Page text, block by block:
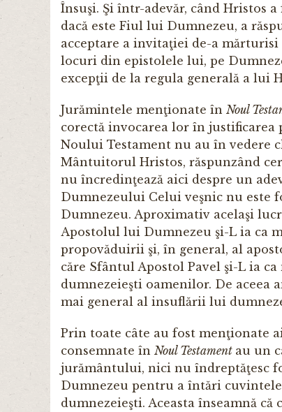
Însuşi. Şi într-adevăr, când Hristos
dacă este Fiul lui Dumnezeu, a
acceptare a invitaţiei de-a
locuri din epistolele lui, pe
excepţii de la regula generală a lui
Jurămintele menţionate în Noul
corectă invocarea lor în
Noului Testament nu au în vedere
Mântuitorul Hristos, răspunzând
nu încredinţează aici despre un
Dumnezeului Celui veşnic nu este
Dumnezeu. Aproximativ acelaşi
Apostolul lui Dumnezeu şi-L ia ca
propovăduirii şi, în general, al
căre Sfântul Apostol Pavel şi-L ia
dumnezeieşti oamenilor. De aceea
mai general al insuflării lui
Prin toate câte au fost menţionate
consemnate în Noul Testament au un
jurământului, nici nu îndreptăţesc
Dumnezeu pentru a întări
dumnezeieşti. Aceasta înseamnă